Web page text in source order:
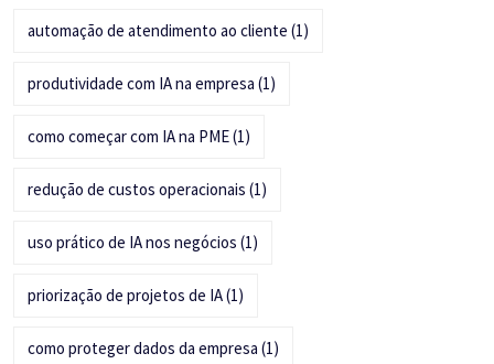
automação de atendimento ao cliente (1)
produtividade com IA na empresa (1)
como começar com IA na PME(1)
redução de custos operacionais (1)
uso prático de IA nos negócios (1)
priorização de projetos de IA(1)
como proteger dados da empresa (1)